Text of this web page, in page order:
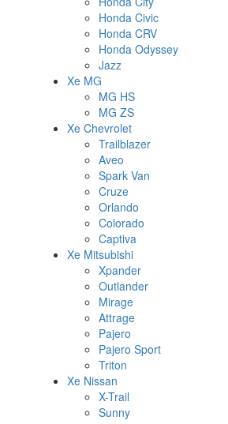
Honda Civic
Honda CRV
Honda Odyssey
Jazz
Xe MG
MG HS
MG ZS
Xe Chevrolet
Trailblazer
Aveo
Spark Van
Cruze
Orlando
Colorado
Captiva
Xe Mitsubishi
Xpander
Outlander
Mirage
Attrage
Pajero
Pajero Sport
Triton
Xe Nissan
X-Trail
Sunny